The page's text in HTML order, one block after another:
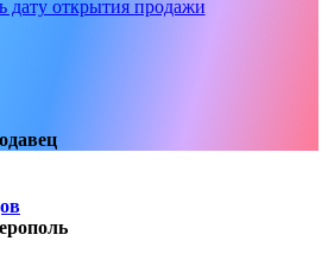
дату открытия продажи